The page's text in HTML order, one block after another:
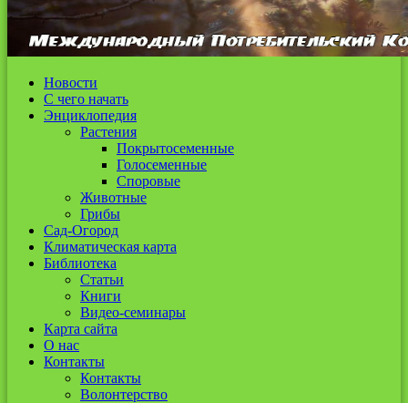
Новости
С чего начать
Энциклопедия
Растения
Покрытосеменные
Голосеменные
Споровые
Животные
Грибы
Сад-Огород
Климатическая карта
Библиотека
Статьи
Книги
Видео-семинары
Карта сайта
О нас
Контакты
Контакты
Волонтерство